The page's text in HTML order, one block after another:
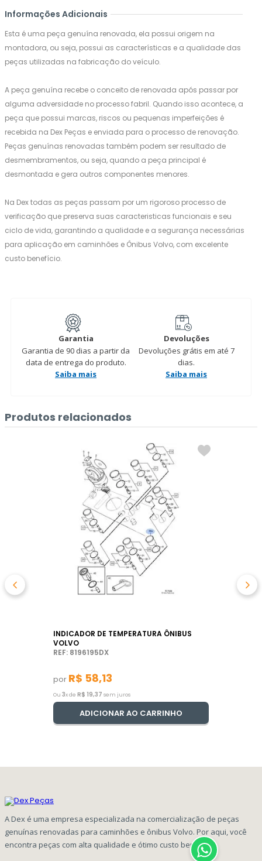
Informações Adicionais
Esta é uma peça genuína renovada, ela possui origem na
montadora, ou seja, possui as características e a qualidade das
peças utilizadas na fabricação do veículo.
A peça genuína recebe o conceito de renovada após passar por
alguma adversidade no processo fabril. Quando isso acontece, a
peça que possui marcas, riscos ou pequenas imperfeições é
recebida na Dex Peças e enviada para o processo de renovação.
Peças genuínas renovadas também podem ser resultado de
desmembramentos, ou seja, quando a peça principal é
desmontada e gera outros componentes menores.
Na Dex todas as peças passam por um rigoroso processo de
verificação que preserva suas caracteristicas funcionais e seu
ciclo de vida, garantindo a qualidade e a segurança necessárias
para aplicação em caminhões e Ônibus Volvo, com excelente
custo benefício.
Garantia
Garantia de 90 dias a partir da
data de entrega do produto.
Saiba mais
Devoluções
Devoluções grátis em até 7
dias.
Saiba mais
Produtos relacionados
INDICADOR DE TEMPERATURA ÔNIBUS
VOLVO
REF: 8196195DX
por R$ 58,13
Ou 3x de R$ 19,37 sem juros
ADICIONAR AO CARRINHO
A Dex é uma empresa especializada na comercialização de peças
genuínas renovadas para caminhões e ônibus Volvo. Por aqui, você
encontra peças com alta qualidade e ótimo custo benefício!